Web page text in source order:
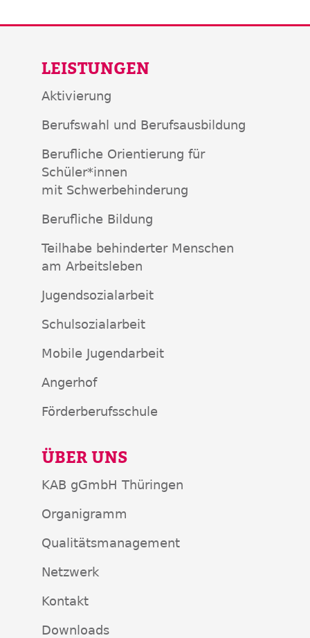
LEISTUNGEN
Aktivierung
Berufswahl und Berufsausbildung
Berufliche Orientierung für
Schüler*innen
mit Schwerbehinderung
Berufliche Bildung
Teilhabe behinderter Menschen
am Arbeitsleben
Jugendsozialarbeit
Schulsozialarbeit
Mobile Jugendarbeit
Angerhof
Förderberufsschule
ÜBER UNS
KAB gGmbH Thüringen
Organigramm
Qualitätsmanagement
Netzwerk
Kontakt
Downloads